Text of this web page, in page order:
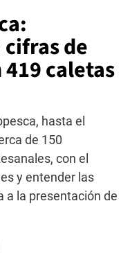
de
caletas
hasta el
de 150
con el
y entender las
a la presentación de